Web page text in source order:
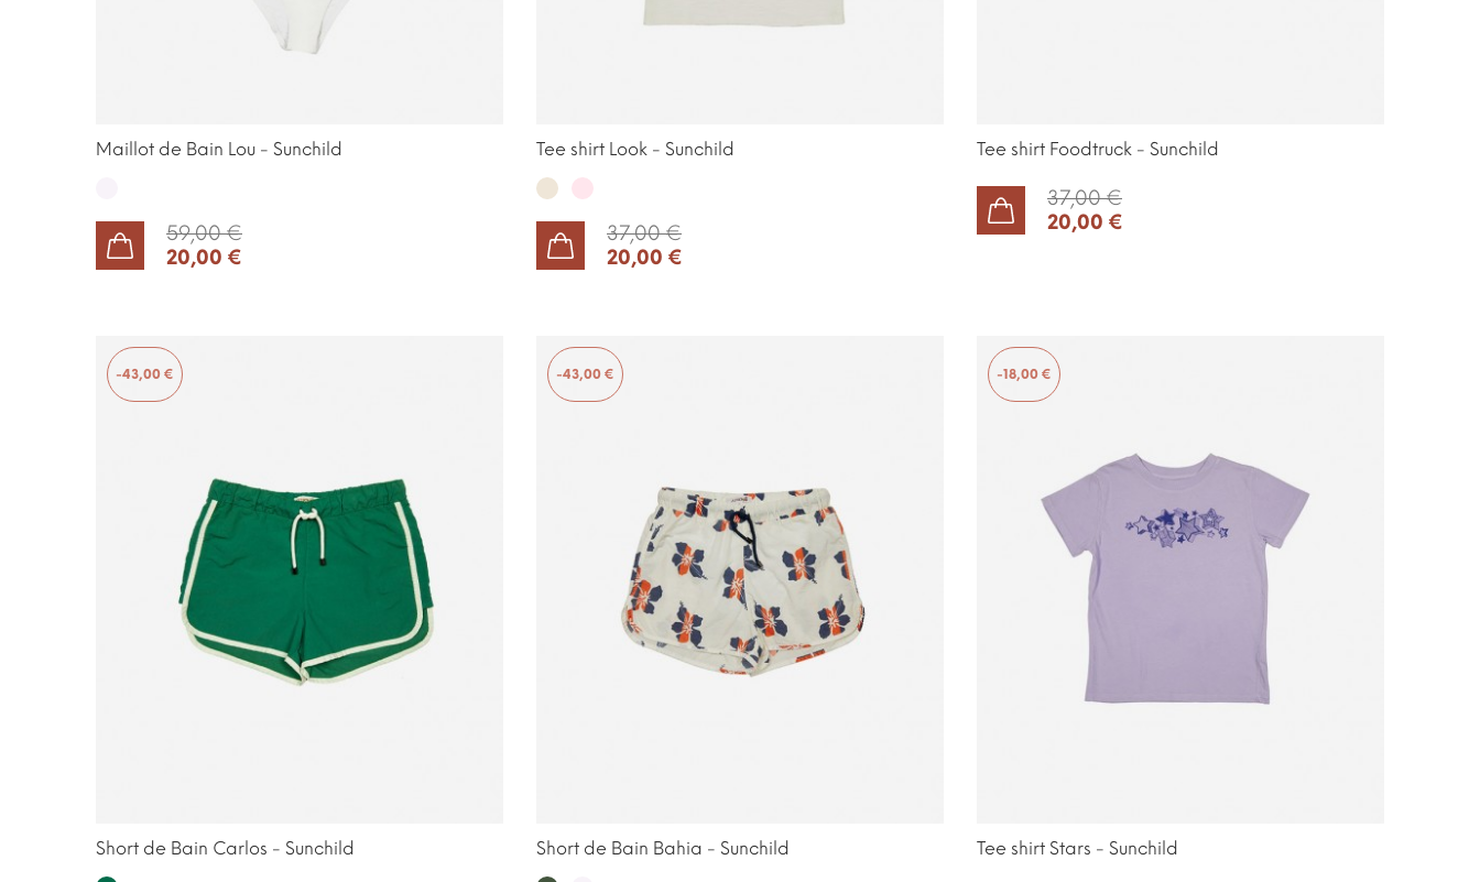
Maillot de Bain Lou - Sunchild
59,00 €
20,00 €
Tee shirt Look - Sunchild
MilkRose
37,00 €
20,00 €
Tee shirt Foodtruck - Sunchild
37,00 €
20,00 €
-43,00 €
Short de Bain Carlos - Sunchild
-43,00 €
Short de Bain Bahia - Sunchild
-18,00 €
Tee shirt Stars - Sunchild